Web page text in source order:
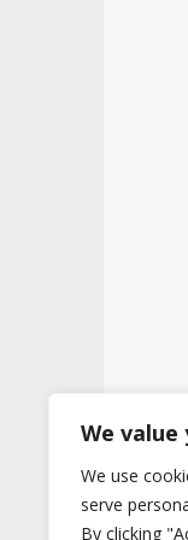
We value
We use
serve
By clicking